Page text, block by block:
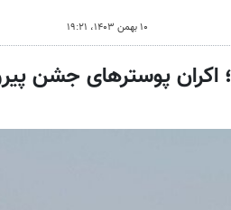
۱۰ بهمن ۱۴۰۳، ۱۹:۲۱
اکران پوسترهای جشن